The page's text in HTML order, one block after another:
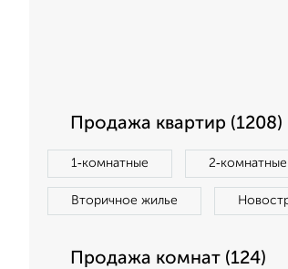
Продажа квартир (1208)
1‑комнатные 2‑комнатные
Вторичное жилье
Продажа комнат (124)